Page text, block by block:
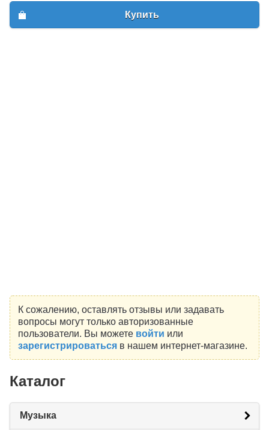
Купить
К сожалению, оставлять отзывы или задавать
вопросы могут только авторизованные
пользователи. Вы можете войти или
зарегистрироватьсяв нашем интернет-магазине.
Каталог
Музыка